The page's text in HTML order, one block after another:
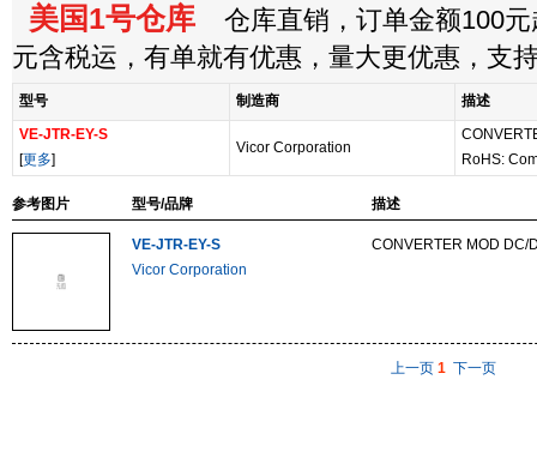
美国1号仓库 仓库直销，订单金额100元
元含税运，有单就有优惠，量大更优惠，支
型号 制造商
描述
VE-JTR-EY-S
[更多]
Vicor Corporation
RoHS:
参考图片 型号/品牌 描述
VE-JTR-EY-S
Vicor Corporation
CONVERTER MOD DC/
上一页 1 下一页